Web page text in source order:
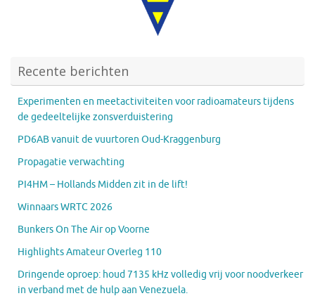
Recente berichten
Experimenten en meetactiviteiten voor radioamateurs tijdens
de gedeeltelijke zonsverduistering
PD6AB vanuit de vuurtoren Oud-Kraggenburg
Propagatie verwachting
PI4HM – Hollands Midden zit in de lift!
Winnaars WRTC 2026
Bunkers On The Air op Voorne
Highlights Amateur Overleg 110
Dringende oproep: houd 7135 kHz volledig vrij voor noodverkeer
in verband met de hulp aan Venezuela.